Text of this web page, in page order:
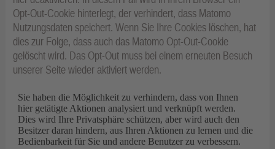
Opt-Out-Cookie hinterlegt, der verhindert, dass Matomo
Nutzungsdaten speichert. Wenn Sie Ihre Cookies löschen, hat
dies zur Folge, dass auch das Matomo Opt-Out-Cookie
gelöscht wird. Das Opt-Out muss bei einem erneuten Besuch
unserer Seite wieder aktiviert werden.